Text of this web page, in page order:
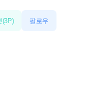
(3P) 팔로우